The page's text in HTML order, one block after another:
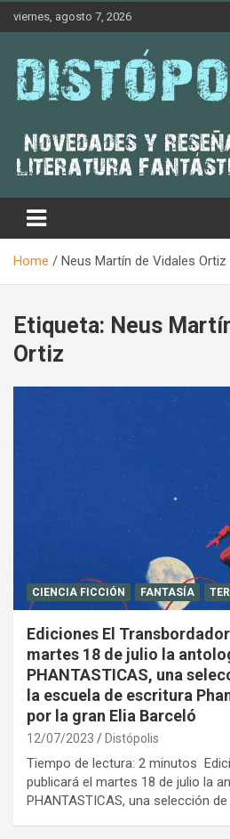
viernes, agosto 7, 2026
Distópolis
Home Neus Martín de Vidales Ortiz
Etiqueta: Neus
Ortiz
CIENCIA FICCIÓN FANTASÍA
Ediciones El
martes 18 de julio la
PHANTASTICAS, una
la escuela de escritura
por la gran Elia Barceló
12/07/2023 Distópolis
Tiempo de lectura: 2 minutos
publicará el martes 18 de julio la
PHANTASTICAS, una selección